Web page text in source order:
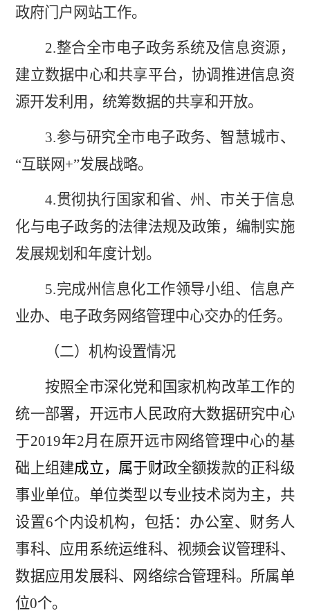
政府门户网站工作。
2.整合全市电子政务系统及信息资源，
建立数据中心和共享平台，协调推进信息资
源开发利用，统筹数据的共享和开放。
3.参与研究全市电子政务、智慧城市、
“互联网+”发展战略。
4.贯彻执行国家和省、州、市关于信息
化与电子政务的法律法规及政策，编制实施
发展规划和年度计划。
5.完成州信息化工作领导小组、信息产
业办、电子政务网络管理中心交办的任务。
（二）机构设置情况
按照全市深化党和国家机构改革工作的
统一部署，开远市人民政府大数据研究中心
于2019年2月在原开远市网络管理中心的基
础上组建成立，属于财政全额拨款的正科级
事业单位。单位类型以专业技术岗为主，共
设置6个内设机构，包括：办公室、财务人
事科、应用系统运维科、视频会议管理科、
数据应用发展科、网络综合管理科。所属单
位0个。